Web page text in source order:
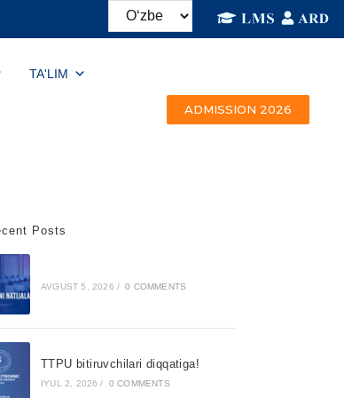
TA'LIM
ADMISSION 2026
Posts
AVGUST 5, 2026 / 0 COMMENTS
TTPU bitiruvchilari diqqatiga!
IYUL 2, 2026 / 0 COMMENTS